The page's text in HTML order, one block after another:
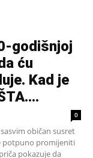
godišnjoj
ću
Kad je
0
običan susret
potpuno promijeniti
pokazuje da